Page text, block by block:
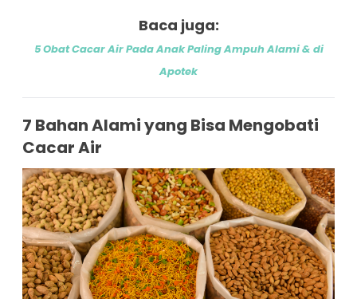
Baca juga:
5 Obat Cacar Air Pada Anak Paling Ampuh Alami & di
Apotek
7 Bahan Alami yang Bisa Mengobati
Cacar Air